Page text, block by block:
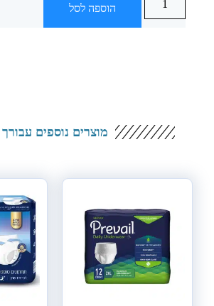
הוספה לסל
מוצרים נוספים עבורך